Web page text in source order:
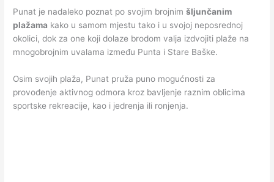
Punat je nadaleko poznat po svojim brojnimšljunčanim
plažama kako u samom mjestu tako i u svojoj neposrednoj
okolici, dok za one koji dolaze brodom valja izdvojiti plaže na
mnogobrojnim uvalama između Punta i Stare Baške.
Osim svojih plaža, Punat pruža puno mogućnosti za
provođenje aktivnog odmora kroz bavljenje raznim oblicima
sportske rekreacije, kao i jedrenja ili ronjenja.